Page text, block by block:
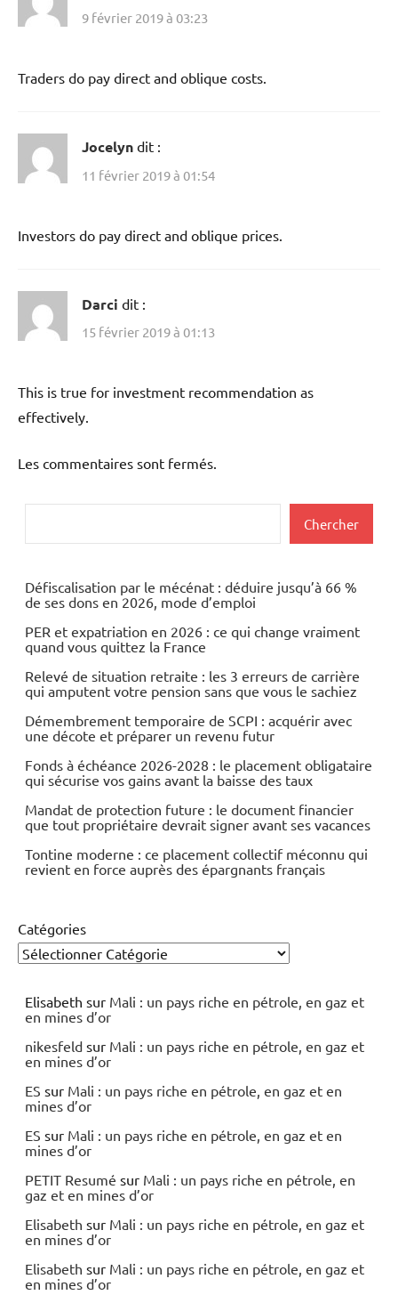
9 février 2019 à 03:23
Traders do pay direct and oblique costs.
Jocelyn dit :
11 février 2019 à 01:54
Investors do pay direct and oblique prices.
Darci dit :
15 février 2019 à 01:13
This is true for investment recommendation as
effectively.
Les commentaires sont fermés.
Chercher
Défiscalisation par le mécénat : déduire jusqu’à 66 %
de ses dons en 2026, mode d’emploi
PER et expatriation en 2026 : ce qui change vraiment
quand vous quittez la France
Relevé de situation retraite : les 3 erreurs de carrière
qui amputent votre pension sans que vous le sachiez
Démembrement temporaire de SCPI : acquérir avec
une décote et préparer un revenu futur
Fonds à échéance 2026-2028 : le placement obligataire
qui sécurise vos gains avant la baisse des taux
Mandat de protection future : le document financier
que tout propriétaire devrait signer avant ses vacances
Tontine moderne : ce placement collectif méconnu qui
revient en force auprès des épargnants français
Catégories
Elisabeth sur Mali : un pays riche en pétrole, en gaz et
en mines d’or
nikesfeld sur Mali : un pays riche en pétrole, en gaz et
en mines d’or
ES sur Mali : un pays riche en pétrole, en gaz et en
mines d’or
ES sur Mali : un pays riche en pétrole, en gaz et en
mines d’or
PETIT Resumé sur Mali : un pays riche en pétrole, en
gaz et en mines d’or
Elisabeth sur Mali : un pays riche en pétrole, en gaz et
en mines d’or
Elisabeth sur Mali : un pays riche en pétrole, en gaz et
en mines d’or